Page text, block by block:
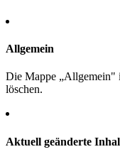
Allgemein
Die Mappe „Allgemein"
löschen.
Aktuell geänderte